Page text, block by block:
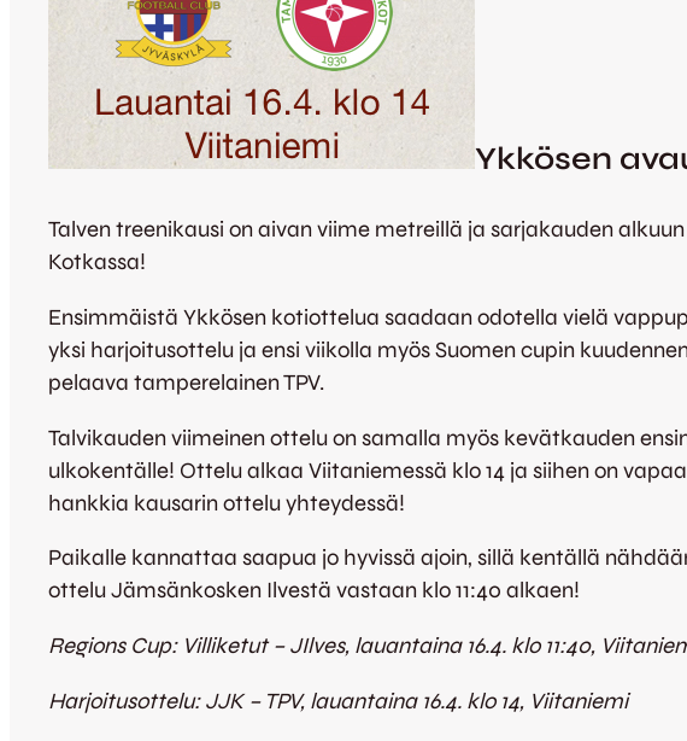
Ykkösen
Talven treenikausi on aivan viime metreillä ja sarjakauden
Kotkassa!
Ensimmäistä Ykkösen kotiottelua saadaan odotella vielä
yksi harjoitusottelu ja ensi viikolla myös Suomen cupin
pelaava tamperelainen TPV.
Talvikauden viimeinen ottelu on samalla myös kevätkauden
ulkokentälle! Ottelu alkaa Viitaniemessä klo 14 ja siihen on
hankkia kausarin ottelu yhteydessä!
Paikalle kannattaa saapua jo hyvissä ajoin, sillä kentällä
ottelu Jämsänkosken Ilvestä vastaan klo 11:40 alkaen!
Regions Cup: Villiketut – JIlves, lauantaina 16.4. klo 11:40,
Harjoitusottelu: JJK – TPV, lauantaina 16.4. klo 14, Viitaniemi